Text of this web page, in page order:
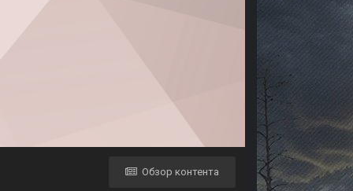
Обзор контента